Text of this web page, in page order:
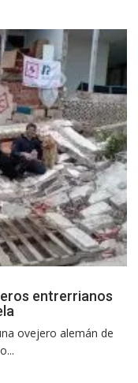
entrerrianos
ovejero alemán de